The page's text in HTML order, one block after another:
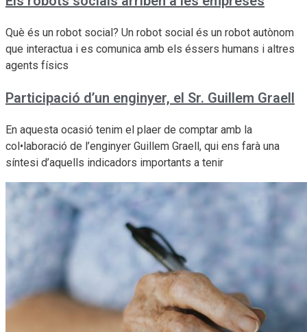
Què és un robot social? Un robot social és un robot autònom
que interactua i es comunica amb els éssers humans i altres
agents físics
Participació d’un enginyer, el Sr. Guillem Graell
En aquesta ocasió tenim el plaer de comptar amb la
col•laboració de l’enginyer Guillem Graell, qui ens farà una
síntesi d’aquells indicadors importants a tenir